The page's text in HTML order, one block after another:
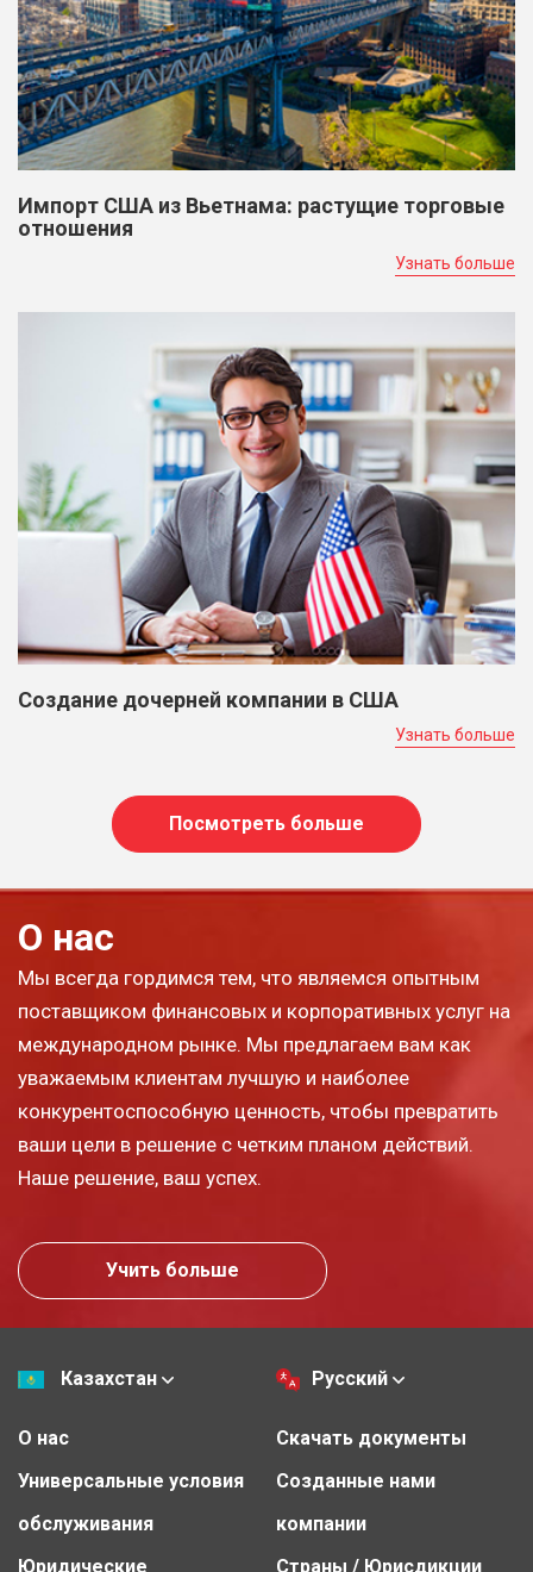
Импорт США из Вьетнама: растущие торговые
отношения
Узнать больше
Создание дочерней компании в США
Узнать больше
Посмотреть больше
О нас
Мы всегда гордимся тем, что являемся опытным
поставщиком финансовых и корпоративных услуг на
международном рынке. Мы предлагаем вам как
уважаемым клиентам лучшую и наиболее
конкурентоспособную ценность, чтобы превратить
ваши цели в решение с четким планом действий.
Наше решение, ваш успех.
Учить больше
Казахстан Русский
О нас
Универсальные условия
обслуживания
Юридические
Скачать документы
Созданные нами
компании
Страны / Юрисдикции